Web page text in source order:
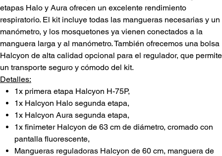
etapas Halo y Aura ofrecen un excelente rendimiento
respiratorio. El kit incluye todas las mangueras necesarias y un
manómetro, y los mosquetones ya vienen conectados a la
manguera larga y al manómetro. También ofrecemos una bolsa
Halcyon de alta calidad opcional para el regulador, que permite
un transporte seguro y cómodo del kit.
Detalles:
1x primera etapa Halcyon H-75P,
1x Halcyon Halo segunda etapa,
1x Halcyon Aura segunda etapa,
1x finimeter Halcyon de 63 cm de diámetro, cromado con
pantalla fluorescente,
Mangueras reguladoras Halcyon de 60 cm, manguera de